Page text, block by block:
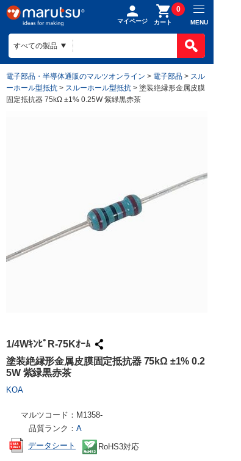
マイページ カート
0
MENU
電子部品・半導体通販のマルツオンライン > 電子部品 > スル
ーホール型抵抗 > スルーホール型抵抗 > 塗装絶縁形金属皮膜
固定抵抗器 75kΩ ±1% 0.25W 紫緑黒赤茶
1/4WｷﾝﾋﾟR-75Kｵｰﾑ
塗装絶縁形金属皮膜固定抵抗器 75kΩ ±1% 0.2
5W 紫緑黒赤茶
KOA
マルツコード： M1358-
品質ランク： A
データシート
RoHS3対応